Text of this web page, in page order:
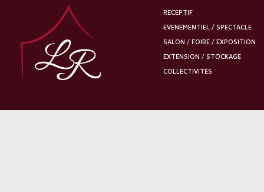
RÉCEPTIF
EVENEMENTIEL / SPECTACLE
SALON / FOIRE / EXPOSITION
EXTENSION / STOCKAGE
COLLECTIVITÉS